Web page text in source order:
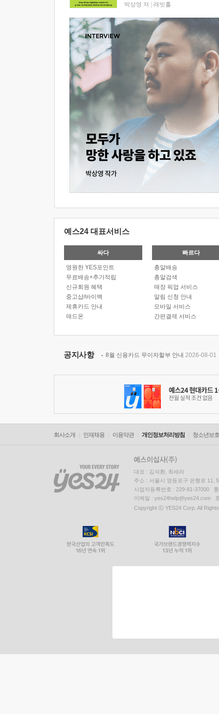
박상영 저 래빗홀
예스24 대표서비스
싸다
영원한 YES포인트
무료배송+추가적립
신규회원 혜택
중고샵/바이백
제휴카드 안내
애드온
빠르다
총알배송
총알검색
매장 픽업 서비스
알림 신청 안내
모바일 서비스
간편결제 서비스
공지사항 8월 신용카드 무이자할부 안내 2026-08-01
회사소개 인재채용 이용약관 개인정보처리방침 청소년보
대표 : 김석환, 최세라
주소 : 서울시 영등포구 은행로 11,
사업자등록번호 : 229-81-37000
이메일 : yes24help@yes24.com
Copyright ⓒ YES24 Corp. All